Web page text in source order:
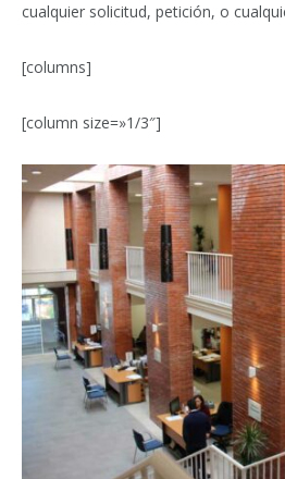
cualquier solicitud, petición, o
[columns]
[column size=»1/3″]